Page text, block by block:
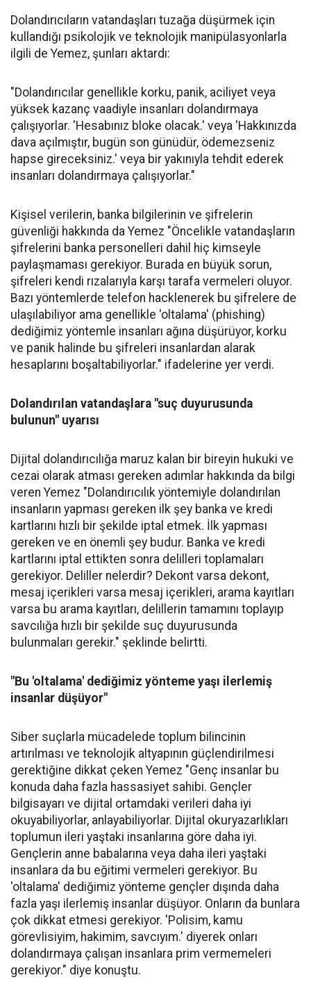
Dolandırıcıların vatandaşları tuzağa düşürmek için
kullandığı psikolojik ve teknolojik manipülasyonlarla
ilgili de Yemez, şunları aktardı:
"Dolandırıcılar genellikle korku, panik, aciliyet veya
yüksek kazanç vaadiyle insanları dolandırmaya
çalışıyorlar. 'Hesabınız bloke olacak.' veya 'Hakkınızda
dava açılmıştır, bugün son günüdür, ödemezseniz
hapse gireceksiniz.' veya bir yakınıyla tehdit ederek
insanları dolandırmaya çalışıyorlar."
Kişisel verilerin, banka bilgilerinin ve şifrelerin
güvenliği hakkında da Yemez "Öncelikle vatandaşların
şifrelerini banka personelleri dahil hiç kimseyle
paylaşmaması gerekiyor. Burada en büyük sorun,
şifreleri kendi rızalarıyla karşı tarafa vermeleri oluyor.
Bazı yöntemlerde telefon hacklenerek bu şifrelere de
ulaşılabiliyor ama genellikle 'oltalama' (phishing)
dediğimiz yöntemle insanları ağına düşürüyor, korku
ve panik halinde bu şifreleri insanlardan alarak
hesaplarını boşaltabiliyorlar." ifadelerine yer verdi.
Dolandırılan vatandaşlara "suç duyurusunda
bulunun" uyarısı
Dijital dolandırıcılığa maruz kalan bir bireyin hukuki ve
cezai olarak atması gereken adımlar hakkında da bilgi
veren Yemez "Dolandırıcılık yöntemiyle dolandırılan
insanların yapması gereken ilk şey banka ve kredi
kartlarını hızlı bir şekilde iptal etmek. İlk yapması
gereken ve en önemli şey budur. Banka ve kredi
kartlarını iptal ettikten sonra delilleri toplamaları
gerekiyor. Deliller nelerdir? Dekont varsa dekont,
mesaj içerikleri varsa mesaj içerikleri, arama kayıtları
varsa bu arama kayıtları, delillerin tamamını toplayıp
savcılığa hızlı bir şekilde suç duyurusunda
bulunmaları gerekir." şeklinde belirtti.
"Bu 'oltalama' dediğimiz yönteme yaşı ilerlemiş
insanlar düşüyor"
Siber suçlarla mücadelede toplum bilincinin
artırılması ve teknolojik altyapının güçlendirilmesi
gerektiğine dikkat çeken Yemez "Genç insanlar bu
konuda daha fazla hassasiyet sahibi. Gençler
bilgisayarı ve dijital ortamdaki verileri daha iyi
okuyabiliyorlar, anlayabiliyorlar. Dijital okuryazarlıkları
toplumun ileri yaştaki insanlarına göre daha iyi.
Gençlerin anne babalarına veya daha ileri yaştaki
insanlara da bu eğitimi vermeleri gerekiyor. Bu
'oltalama' dediğimiz yönteme gençler dışında daha
fazla yaşı ilerlemiş insanlar düşüyor. Onların da bunlara
çok dikkat etmesi gerekiyor. 'Polisim, kamu
görevlisiyim, hakimim, savcıyım.' diyerek onları
dolandırmaya çalışan insanlara prim vermemeleri
gerekiyor." diye konuştu.